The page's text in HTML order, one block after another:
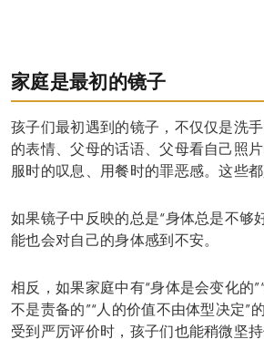
家庭是最初的镜子
孩子们最初遇到的镜子，不仅仅是洗
的表情、父母的话语、父母看自己照
服时的叹息、用餐时的罪恶感。这些都
如果镜子中反映的总是“身体总是不够
能也会对自己的身体感到不安。
相反，如果家庭中有“身体是会变化的
不是责备的”“人的价值不由体型决定”
受到严厉评价时，孩子们也能稍微坚持